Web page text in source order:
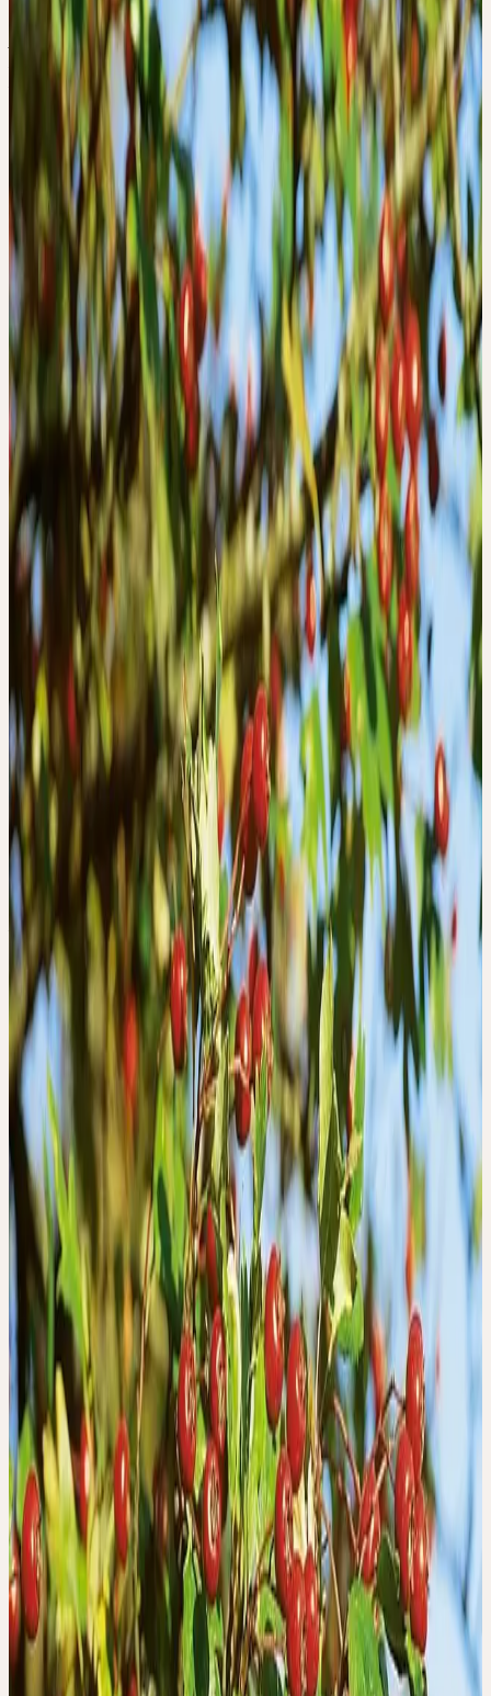
Älter werden heisst nicht, weniger zu werden — es heisst, anders
zu werden. Heilpflanzen für die Geriatrie begleiten diese
Lebensphase mit Würde und mit dem Respekt vor der eigenen
Substanz.
Pflanzen
Wissensartikel
0
Kurse
0
Das Alter trägt Geschenke mit sich, die man in jungen Jahren noch
nicht kennt — Übersicht, Gelassenheit, die Fähigkeit, das
Wesentliche zu unterscheiden. Es bringt aber auch Aufgaben:
nachlassende Kräfte, schwerere Glieder, Durchblutung, die nicht
mehr selbstverständlich ist, Gedächtnis, das sortiert werden will.
WÄRME UND AUFRICHTUNG
Die traditionelle Pflanzenheilkunde hat für das Alter ein eigenes
Vokabular entwickelt: Pflanzen, die wärmen, ohne zu überhitzen.
Die tragen, ohne zu belasten. Die anregen, ohne zu treiben. Es ist
die Kunst des rechten Masses — und das Alter versteht sie oft
besser als jede andere Lebensphase.
Man wird nicht alt, wenn man dem Alter mit Würde begegnet.
Im Ceres-Verständnis begleiten Pflanzen das Alter nicht als
Bremse gegen das Werden, sondern als Gefährten dessen, was
noch werden will. Denn das Leben hört nicht auf, sich zu entfalten
— es tut es nur anders.
PFLANZEN ZU DIESEM THEMA
Sommer
AUGENTROST
Euphrasia officinalis
Blick für das Naheliegende, Sinnfindung
Frühling
BIRKE
Betula pendula
Qualität, Ästhetik, Polarität von Leben und Tod
Frühling
ESCHE
Fraxinus excelsior
Spannkraft, Ausdauer, Duldsamkeit, Tragfähigkeit,
Zielgerichtetheit
Sommer
GINKGO
Ginkgo biloba
Einheit von Bild und Spiegelbild, Gleichgewicht der Polaritäten